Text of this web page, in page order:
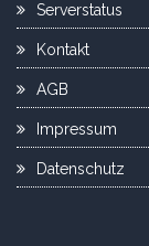
Serverstatus
Kontakt
AGB
Impressum
Datenschutz